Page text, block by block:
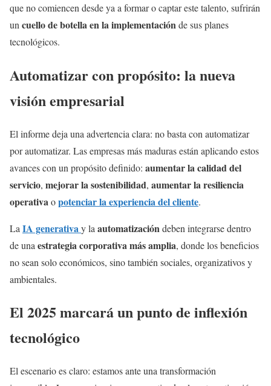
que no comiencen desde ya a formar o captar este talento, sufrirán
un cuello de botella en la implementaciónde sus planes
tecnológicos.
Automatizar con propósito: la nueva
visión empresarial
El informe deja una advertencia clara: no basta con automatizar
por automatizar. Las empresas más maduras están aplicando estos
avances con un propósito definido: aumentar la calidad del
servicio, mejorar la sostenibilidad, aumentar la resiliencia
operativa opotenciar la experiencia del cliente.
La IA generativa y la automatización deben integrarse dentro
de una estrategia corporativa más amplia, donde los beneficios
no sean solo económicos, sino también sociales, organizativos y
ambientales.
El 2025 marcará un punto de inflexión
tecnológico
El escenario es claro: estamos ante una transformación